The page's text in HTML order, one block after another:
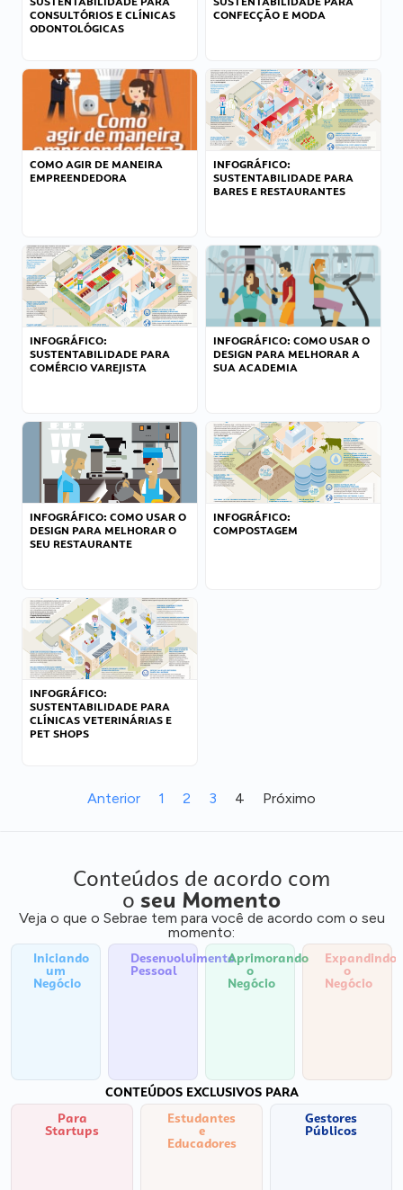
CONSULTÓRIOS E CLÍNICAS
ODONTOLÓGICAS
CONFECÇÃO E MODA
COMO AGIR DE MANEIRA
EMPREENDEDORA
INFOGRÁFICO:
SUSTENTABILIDADE PARA
BARES E RESTAURANTES
INFOGRÁFICO:
SUSTENTABILIDADE PARA
COMÉRCIO VAREJISTA
INFOGRÁFICO: COMO USAR O
DESIGN PARA MELHORAR A
SUA ACADEMIA
INFOGRÁFICO: COMO USAR O
DESIGN PARA MELHORAR O
SEU RESTAURANTE
INFOGRÁFICO:
COMPOSTAGEM
INFOGRÁFICO:
SUSTENTABILIDADE PARA
CLÍNICAS VETERINÁRIAS E
PET SHOPS
Anterior 1 2 3 4 Próximo
Conteúdos de acordo com
o seu Momento
Veja o que o Sebrae tem para você de acordo com o seu
momento:
Iniciando
um
Negócio
Desenvolvimento
Pessoal
Aprimorando
o
Negócio
Expandindo
o
Negócio
CONTEÚDOS EXCLUSIVOS PARA
Para
Startups
Estudantes
e
Educadores
Gestores
Públicos